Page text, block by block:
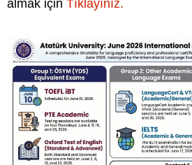
almak için Tıklayınız.